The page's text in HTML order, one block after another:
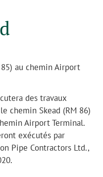
au chemin Airport
des travaux
chemin Skead (RM 86)
Airport Terminal.
exécutés par
Pipe Contractors Ltd.,